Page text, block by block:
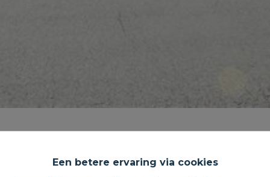
Een betere ervaring via cookies